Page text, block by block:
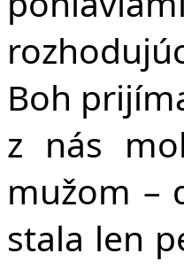
Boh
z nás
mužom –
stala len